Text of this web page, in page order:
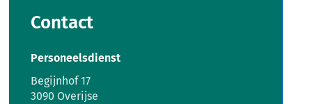
Contact
Personeelsdienst
Adres
Begijnhof 17
,3090 Overijse